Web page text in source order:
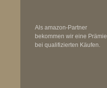
Als amazon-Partner
bekommen wir eine Prämie
bei qualifizierten Käufen.